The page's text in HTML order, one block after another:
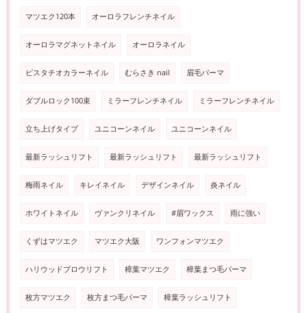
マツエク120本 オーロラフレンチネイル
オーロラマグネットネイル オーロラネイル
ピスタチオカラーネイル むらさき nail 眉毛パーマ
ダブルロック100束 ミラーフレンチネイル ミラーフレンチネイル
立ち上げタイプ ユニコーンネイル ユニコーンネイル
最新ラッシュリフト 最新ラッシュリフト 最新ラッシュリフト
梅雨ネイル キレイネイル デザインネイル 炎ネイル
ホワイトネイル ヴァンクリネイル #眉ワックス 雨に強い
くずはマツエク マツエク大阪 ワンフォンマツエク
ハリウッドブロウリフト 樟葉マツエク 樟葉まつ毛パーマ
枚方マツエク 枚方まつ毛パーマ 樟葉ラッシュリフト